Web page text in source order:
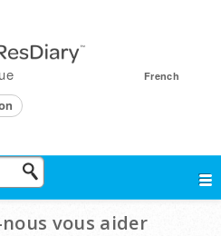
French
vous aider